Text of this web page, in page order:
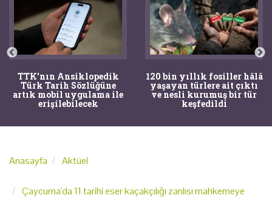
TTK'nın Ansiklopedik
Türk Tarih Sözlüğüne
artık mobil uygulama ile
erişilebilecek
120 bin yıllık fosiller hâlâ
yaşayan türlere ait çıktı
ve nesli kurumuş bir tür
keşfedildi
Anasayfa Aktüel
Çaycuma'da 11 tarihi eser kaçakçılığı zanlısı mahkemeye